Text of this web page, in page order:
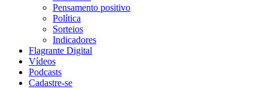
Pensamento positivo
Política
Sorteios
Indicadores
Flagrante Digital
Vídeos
Podcasts
Cadastre-se